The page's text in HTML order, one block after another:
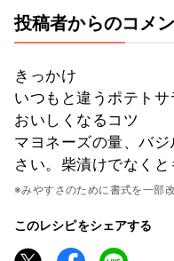
投稿者からのコメ
きっかけ
いつもと違うポテト
おいしくなるコツ
マヨネーズの量、バ
さい。柴漬けでなくと
※みやすさのために書式を一部
このレシピをシェアする